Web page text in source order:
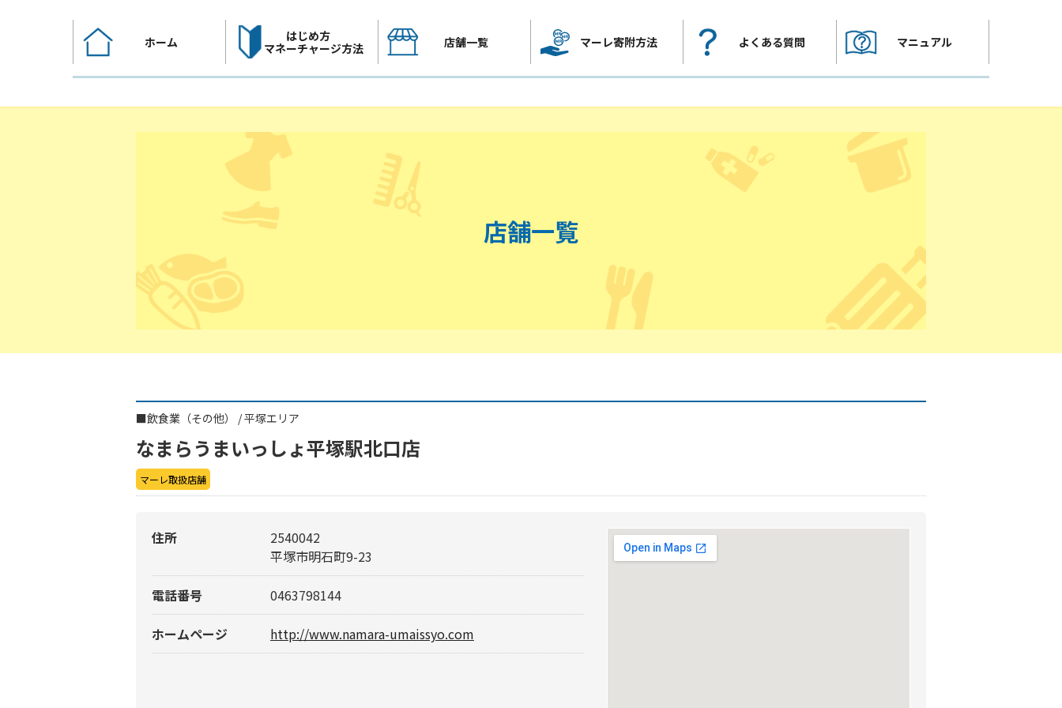
へ
ホーム
はじめ方
マネーチャージ方法
店舗一覧 マーレ寄附方法 よくある質問 マニュアル
店舗一覧
■飲食業（その他） /平塚エリア
なまらうまいっしょ平塚駅北口店
マーレ取扱店舗
住所
2540042
平塚市明石町9-23
電話番号 0463798144
ホームページ http://www.namara-umaissyo.com